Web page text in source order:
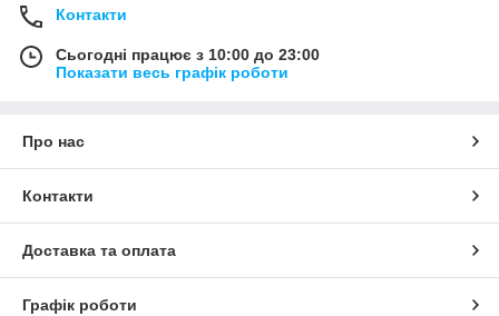
Контакти
Сьогодні працює з 10:00 до 23:00
Показати весь графік роботи
Про нас
Контакти
Доставка та оплата
Графік роботи